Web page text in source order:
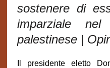
sostenere di
imparziale nel
palestinese |
Il presidente eletto